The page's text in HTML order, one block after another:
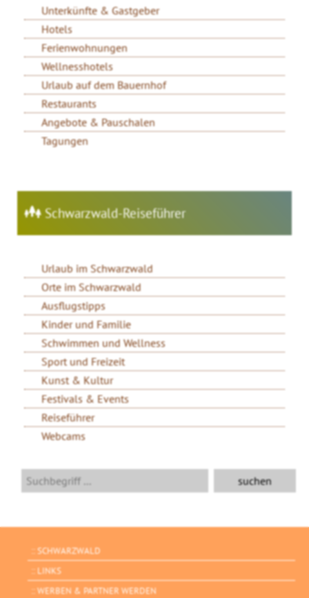
Unterkünfte & Gastgeber
Hotels
Ferienwohnungen
Wellnesshotels
Urlaub auf dem Bauernhof
Restaurants
Angebote & Pauschalen
Tagungen
Schwarzwald-Reiseführer
Urlaub im Schwarzwald
Orte im Schwarzwald
Ausflugstipps
Kinder und Familie
Schwimmen und Wellness
Sport und Freizeit
Kunst & Kultur
Festivals & Events
Reiseführer
Webcams
SCHWARZWALD
LINKS
WERBEN & PARTNER WERDEN